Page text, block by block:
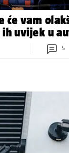
će vam
uvijek u
5